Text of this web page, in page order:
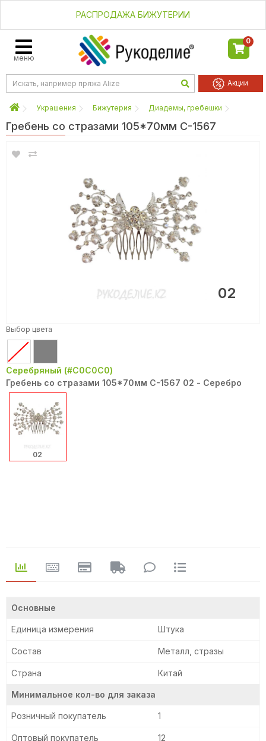
РАСПРОДАЖА БИЖУТЕРИИ
меню
0
Акции
Украшения Бижутерия Диадемы, гребешки
Гребень со стразами 105*70мм С-1567
02
Основные
Единица измерения Штука
Состав Металл, стразы
Страна Китай
Минимальное кол-во для заказа
Розничный покупатель 1
Оптовый покупатель 12
Выбор цвета
Серебряный (#C0C0C0)
Гребень со стразами 105*70мм С-1567 02 - Серебро
02